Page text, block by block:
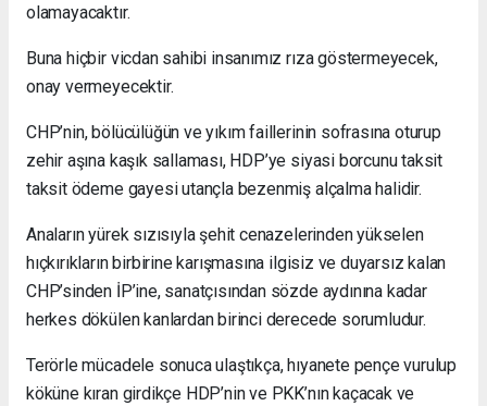
olamayacaktır.
Buna hiçbir vicdan sahibi insanımız rıza göstermeyecek,
onay vermeyecektir.
CHP’nin, bölücülüğün ve yıkım faillerinin sofrasına oturup
zehir aşına kaşık sallaması, HDP’ye siyasi borcunu taksit
taksit ödeme gayesi utançla bezenmiş alçalma halidir.
Anaların yürek sızısıyla şehit cenazelerinden yükselen
hıçkırıkların birbirine karışmasına ilgisiz ve duyarsız kalan
CHP’sinden İP’ine, sanatçısından sözde aydınına kadar
herkes dökülen kanlardan birinci derecede sorumludur.
Terörle mücadele sonuca ulaştıkça, hıyanete pençe vurulup
köküne kıran girdikçe HDP’nin ve PKK’nın kaçacak ve